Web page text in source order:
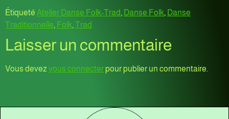
Étiqueté Atelier Danse Folk-Trad, Danse Folk, Danse
Traditionnelle, Folk, Trad
Laisser un commentaire
Vous devez vous connecterpour publier un commentaire.